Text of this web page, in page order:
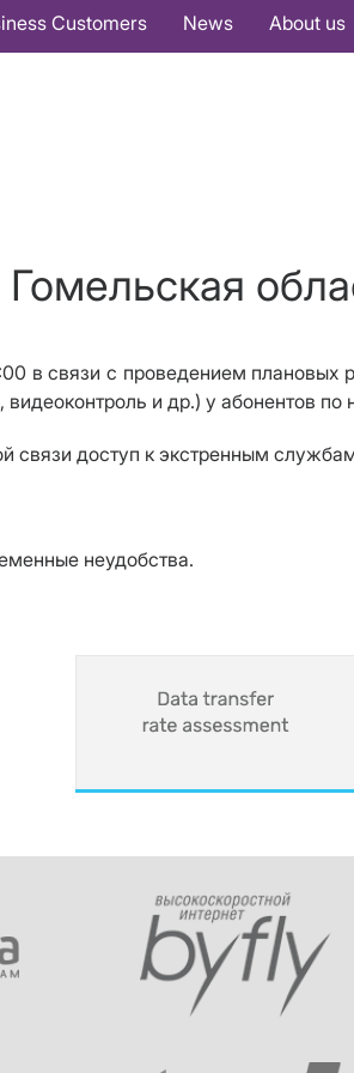
Customers News About us
Гомельская
в связи с проведением плановых
видеоконтроль и др.) у абонентов
связи доступ к экстренным
123
неудобства.